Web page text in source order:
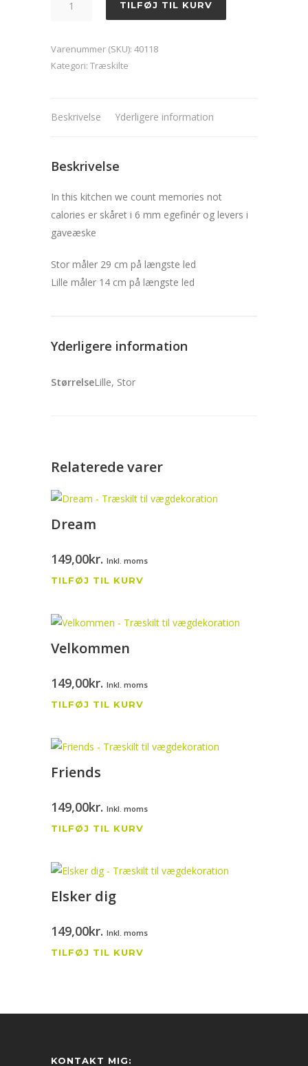
we
count
calories
TILFØJ TIL KURV
Varenummer (SKU): 40118
Kategori: Træskilte
Beskrivelse Yderligere information
Beskrivelse
In this kitchen we count memories not
calories er skåret i 6 mm egefinér og levers i
gaveæske
Stor måler 29 cm på længste led
Lille måler 14 cm på længste led
Yderligere information
StørrelseLille, Stor
Relaterede varer
Dream
149,00kr. Inkl. moms
TILFØJ TIL KURV
Velkommen
149,00kr. Inkl. moms
TILFØJ TIL KURV
Friends
149,00kr. Inkl. moms
TILFØJ TIL KURV
Elsker dig
149,00kr. Inkl. moms
TILFØJ TIL KURV
KONTAKT MIG: